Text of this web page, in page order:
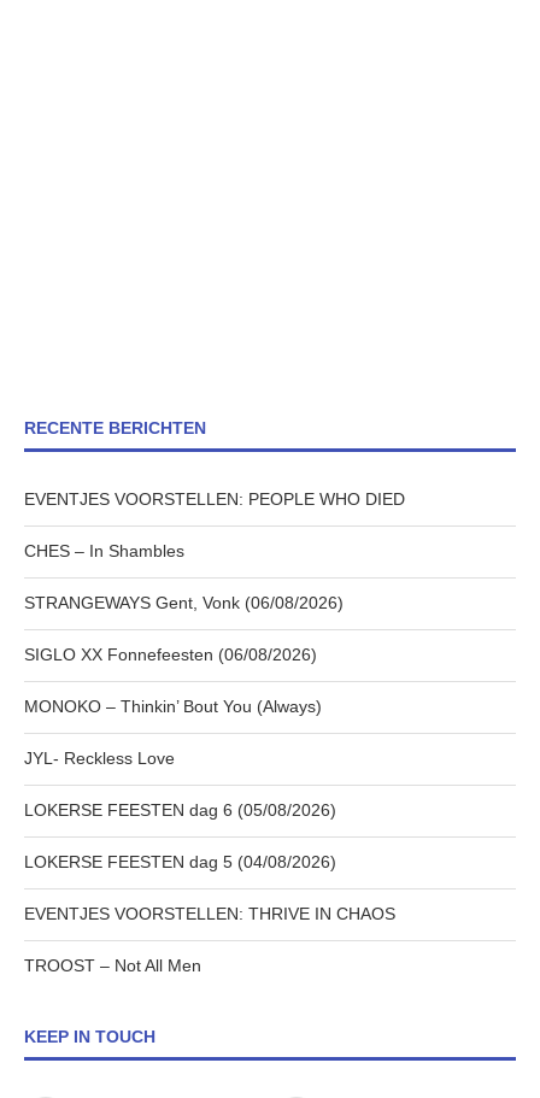
RECENTE BERICHTEN
EVENTJES VOORSTELLEN: PEOPLE WHO DIED
CHES – In Shambles
STRANGEWAYS Gent, Vonk (06/08/2026)
SIGLO XX Fonnefeesten (06/08/2026)
MONOKO – Thinkin’ Bout You (Always)
JYL- Reckless Love
LOKERSE FEESTEN dag 6 (05/08/2026)
LOKERSE FEESTEN dag 5 (04/08/2026)
EVENTJES VOORSTELLEN: THRIVE IN CHAOS
TROOST – Not All Men
KEEP IN TOUCH